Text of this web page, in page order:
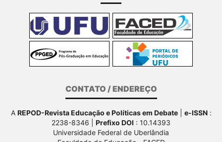
CONTATO / ENDEREÇO
A REPOD-Revista Educação e Políticas em Debate| e-ISSN:
2238-8346 | Prefixo DOI : 10.14393
Universidade Federal de Uberlândia